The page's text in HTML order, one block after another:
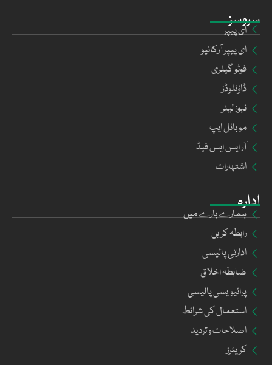
ادارہ
ہمارے بارے میں
رابطہ کریں
ادارتی پالیسی
ضابطہ اخلاق
پرائیویسی پالیسی
استعمال کی شرائط
اصلاحات و تردید
کریئرز
سروسز
ای پیپر
ای پیپر آرکائیو
فوٹو گیلری
ڈاؤنلوڈز
نیوز لیٹر
موبائل ایپ
آر ایس ایس فیڈ
اشتہارات